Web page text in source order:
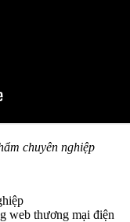
chuyên nghiệp
web thương mại điện